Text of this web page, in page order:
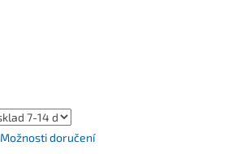
Možnosti doručení